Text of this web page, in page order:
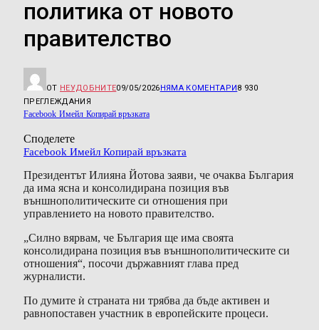
политика от новото
правителство
ОТ НЕУДОБНИТЕ09/05/2026НЯМА КОМЕНТАРИ8 930
ПРЕГЛЕЖДАНИЯ
Facebook Имейл Копирай връзката
Споделете
Facebook Имейл Копирай връзката
Президентът Илияна Йотова заяви, че очаква България
да има ясна и консолидирана позиция във
външнополитическите си отношения при
управлението на новото правителство.
„Силно вярвам, че България ще има своята
консолидирана позиция във външнополитическите си
отношения“, посочи държавният глава пред
журналисти.
По думите ѝ страната ни трябва да бъде активен и
равнопоставен участник в европейските процеси.